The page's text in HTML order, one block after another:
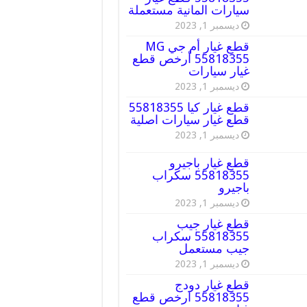
سيارات المانية مستعملة
ديسمبر 1, 2023
قطع غيار أم جي MG
55818355 أرخص قطع
غيار سيارات
ديسمبر 1, 2023
قطع غيار كيا 55818355
قطع غيار سيارات اصلية
ديسمبر 1, 2023
قطع غيار باجيرو
55818355 سكراب
باجيرو
ديسمبر 1, 2023
قطع غيار جيب
55818355 سكراب
جيب مستعمل
ديسمبر 1, 2023
قطع غيار دودج
55818355 ارخص قطع